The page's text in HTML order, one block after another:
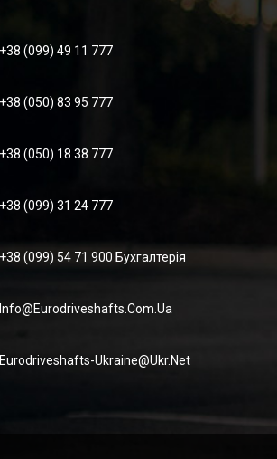
+38 (099) 49 11 777
+38 (050) 83 95 777
+38 (050) 18 38 777
+38 (099) 31 24 777
+38 (099) 54 71 900 Бухгалтерія
Info@eurodriveshafts.com.ua
Eurodriveshafts-Ukraine@ukr.net